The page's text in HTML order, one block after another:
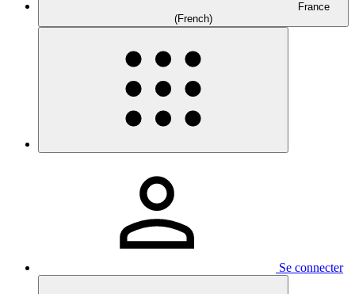
France
(French)
Se connecter